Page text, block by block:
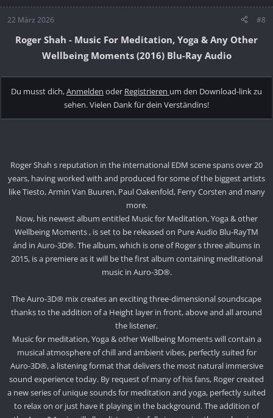
22 März 2026 #8
Roger Shah - Music For Meditation, Yoga & Any Other
Wellbeing Moments (2016) Blu-Ray Audio
Du musst dich,Anmelden oder Registrieren um den Download-link zu
sehen. Vielen Dank für dein Verständins!
Roger Shah s reputation in the international EDM scene spans over 20
years, having worked with and produced for some of the biggest artists
like Tiesto, Armin Van Buuren, Paul Oakenfold, Ferry Corsten and many
more.
Now, his newest album entitled Music for Meditation, Yoga & other
Wellbeing Moments , is set to be released on Pure Audio Blu-RayTM
ánd in Auro-3D®. The album, which is one of Roger s three albums in
2015, is a premiere as it will be the first album containing meditational
music in Auro-3D®.
The Auro-3D® mix creates an exciting three-dimensional soundscape
thanks to the addition of a Height layer in front, above and all around
the listener.
Music for meditation, Yoga & other Wellbeing Moments will contain a
musical atmosphere of chill and ambient vibes, perfectly suited for
Auro-3D®, a listening format that delivers the most natural immersive
sound experience today. By request of many of his fans, Roger created
a new series of unique sounds for meditation and yoga, perfectly suited
to relax on or just have it playing in the background. The addition of